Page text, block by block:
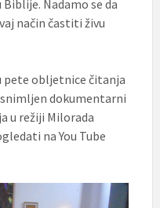
Nadamo se da
način častiti živu
pete obljetnice čitanja
snimljen dokumentarni
u režiji Milorada
na You Tube